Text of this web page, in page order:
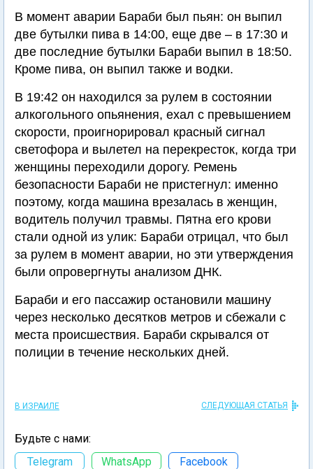
В момент аварии Бараби был пьян: он выпил
две бутылки пива в 14:00, еще две – в 17:30 и
две последние бутылки Бараби выпил в 18:50.
Кроме пива, он выпил также и водки.
В 19:42 он находился за рулем в состоянии
алкогольного опьянения, ехал с превышением
скорости, проигнорировал красный сигнал
светофора и вылетел на перекресток, когда три
женщины переходили дорогу. Ремень
безопасности Бараби не пристегнул: именно
поэтому, когда машина врезалась в женщин,
водитель получил травмы. Пятна его крови
стали одной из улик: Бараби отрицал, что был
за рулем в момент аварии, но эти утверждения
были опровергнуты анализом ДНК.
Бараби и его пассажир остановили машину
через несколько десятков метров и сбежали с
места происшествия. Бараби скрывался от
полиции в течение нескольких дней.
В ИЗРАИЛЕ СЛЕДУЮЩАЯ СТАТЬЯ
Будьте с нами:
Telegram
WhatsApp Facebook